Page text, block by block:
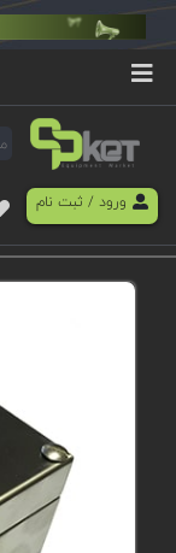
ورود/ ثبت نام